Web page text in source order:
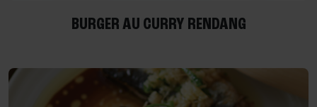
BURGER AU CURRY RENDANG